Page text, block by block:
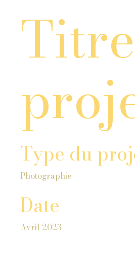
Type du
Photographie
Date
Avril 2023